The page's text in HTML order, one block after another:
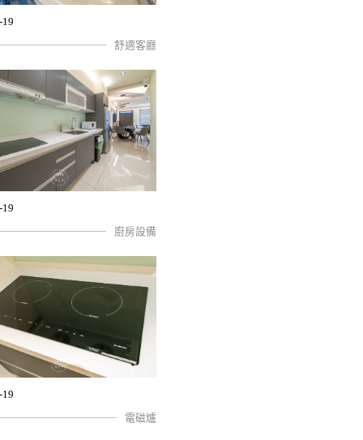
19
舒適客廳
19
廚房設備
19
電磁爐